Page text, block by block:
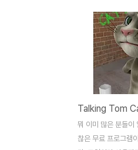
로그램입니다. 사진
진을 위 3가지 필터
래의 예를 보시지요
ToyCam으로 변환
드로 변환된 사진입
된 사진입니다. 토
드(Polandroid)는
음에 드는 사진이
직 베타기능인데, 볼
뭐 이미 많은 분들이
찮은 무료 프로그램